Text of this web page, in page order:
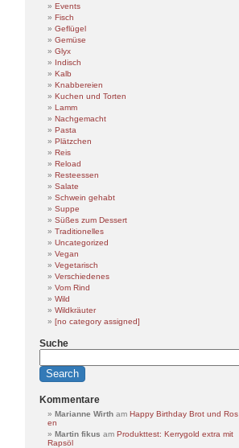
Events
Fisch
Geflügel
Gemüse
Glyx
Indisch
Kalb
Knabbereien
Kuchen und Torten
Lamm
Nachgemacht
Pasta
Plätzchen
Reis
Reload
Resteessen
Salate
Schwein gehabt
Suppe
Süßes zum Dessert
Traditionelles
Uncategorized
Vegan
Vegetarisch
Verschiedenes
Vom Rind
Wild
Wildkräuter
[no category assigned]
Suche
Kommentare
Marianne Wirth am Happy Birthday Brot und Ros
en
Martin fikus am Produkttest: Kerrygold extra mit
Rapsöl